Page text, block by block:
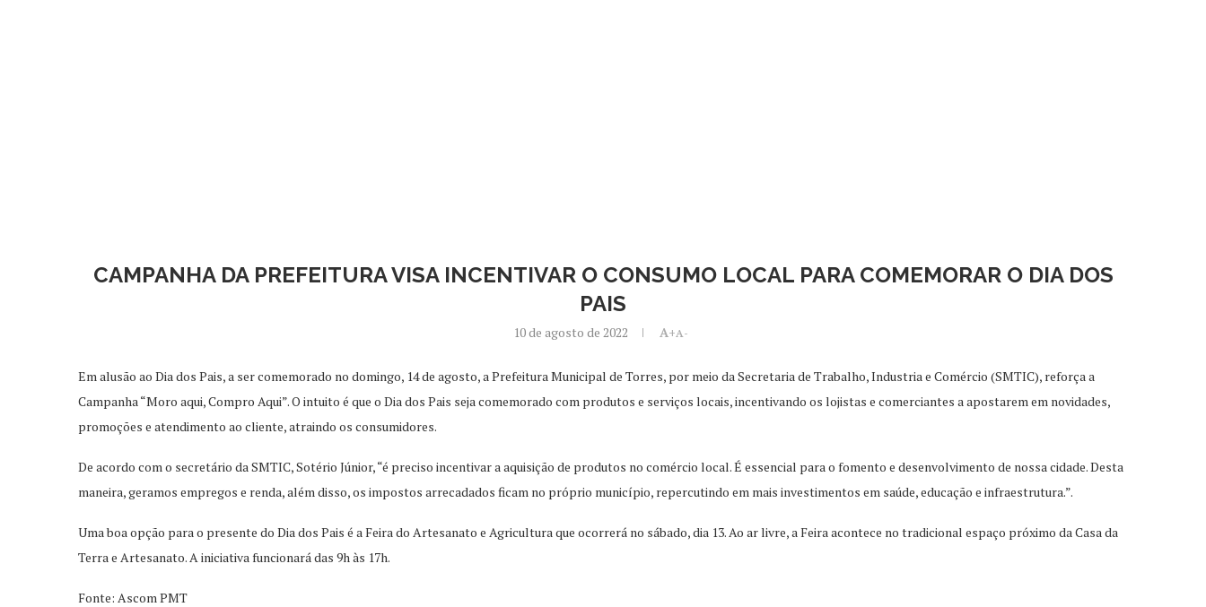
CAMPANHA DA PREFEITURA VISA INCENTIVAR O CONSUMO LOCAL PARA COMEMORAR O DIA DOS
PAIS
10 de agosto de 2022 A+A-
Em alusão ao Dia dos Pais, a ser comemorado no domingo, 14 de agosto, a Prefeitura Municipal de Torres, por meio da Secretaria de Trabalho, Industria e Comércio (SMTIC), reforça a
Campanha “Moro aqui, Compro Aqui”. O intuito é que o Dia dos Pais seja comemorado com produtos e serviços locais, incentivando os lojistas e comerciantes a apostarem em novidades,
promoções e atendimento ao cliente, atraindo os consumidores.
De acordo com o secretário da SMTIC, Sotério Júnior, “é preciso incentivar a aquisição de produtos no comércio local. É essencial para o fomento e desenvolvimento de nossa cidade. Desta
maneira, geramos empregos e renda, além disso, os impostos arrecadados ficam no próprio município, repercutindo em mais investimentos em saúde, educação e infraestrutura.”.
Uma boa opção para o presente do Dia dos Pais é a Feira do Artesanato e Agricultura que ocorrerá no sábado, dia 13. Ao ar livre, a Feira acontece no tradicional espaço próximo da Casa da
Terra e Artesanato. A iniciativa funcionará das 9h às 17h.
Fonte: Ascom PMT